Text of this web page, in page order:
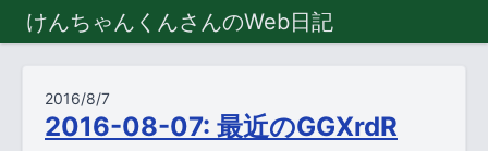
けんちゃんくんさんのWeb日記
2016/8/7
2016-08-07: 最近のGGXrdR